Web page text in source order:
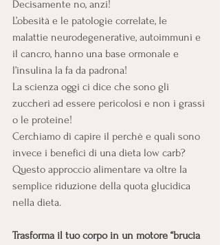
Decisamente no, anzi!
L’obesità e le patologie correlate, le
malattie neurodegenerative, autoimmuni e
il cancro, hanno una base ormonale e
l’insulina la fa da padrona!
La scienza oggi ci dice che sono gli
zuccheri ad essere pericolosi e non i grassi
o le proteine!
Cerchiamo di capire il perchè e quali sono
invece i benefici di una dieta low carb?
Questo approccio alimentare va oltre la
semplice riduzione della quota glucidica
nella dieta.
Trasforma il tuo corpo in un motore “brucia